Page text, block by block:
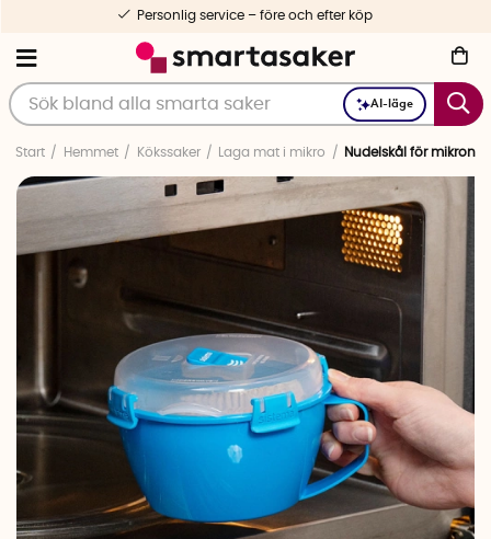
AI-läge
Personlig service – före och efter köp
Start Hemmet Kökssaker Laga mat i mikro Nudelskål för mikron